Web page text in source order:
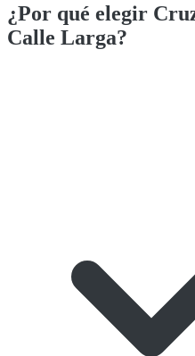
¿Por qué elegir
Calle Larga?